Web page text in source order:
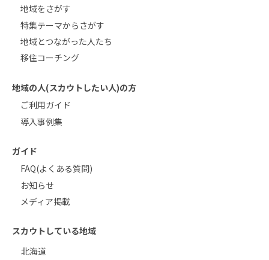
地域をさがす
特集テーマからさがす
地域とつながった人たち
移住コーチング
地域の人(スカウトしたい人)の方
ご利用ガイド
導入事例集
ガイド
FAQ(よくある質問)
お知らせ
メディア掲載
スカウトしている地域
北海道